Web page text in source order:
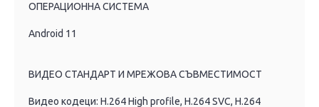
ОПЕРАЦИОННА СИСТЕМА
Android 11
ВИДЕО СТАНДАРТ И МРЕЖОВА СЪВМЕСТИМОСТ
Видео кодеци: H.264 High profile, H.264 SVC, H.264